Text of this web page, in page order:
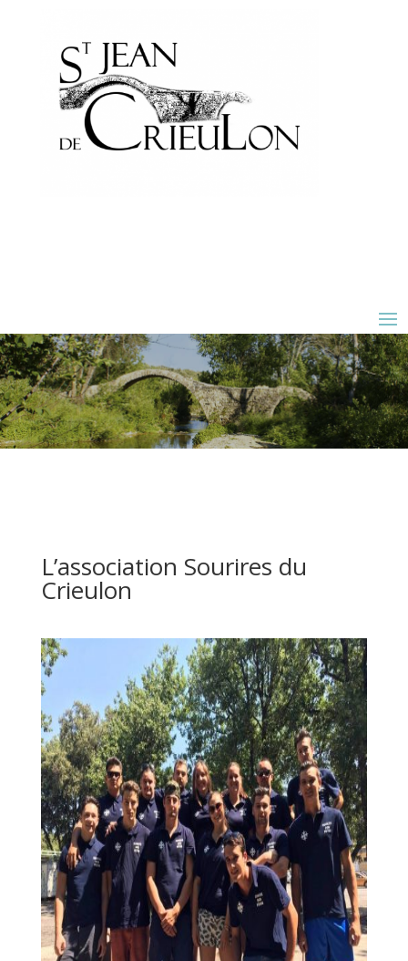
L’association Sourires du
Crieulon